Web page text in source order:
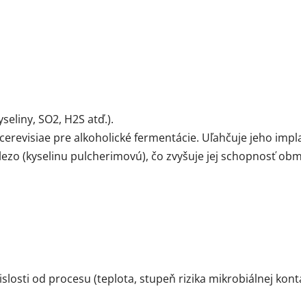
SO2, H2S atď.).
pre alkoholické fermentácie. Uľahčuje jeho
(kyselinu pulcherimovú), čo zvyšuje jej schopnosť
od procesu (teplota, stupeň rizika mikrobiálnej